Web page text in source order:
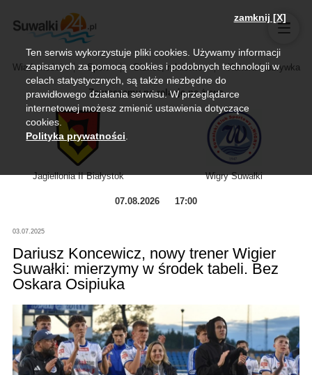
Wiadomości Sport Biznes, rolnictwo Kultura i rozrywka
Zapraszamy na relację na żywo
Jagiellonia II Białystok Wigry Suwałki
07.08.2026 17:00
03.07.2025
Dariusz Koncewicz, nowy trener Wigier
Suwałki: mierzymy w środek tabeli. Bez
Oskara Osipiuka
zamknij [X]
Ten serwis wykorzystuje pliki cookies. Używamy informacji
zapisanych za pomocą cookies i podobnych technologii w
celach statystycznych, są także niezbędne do
prawidłowego działania serwisu. W przeglądarce
internetowej możesz zmienić ustawienia dotyczące
cookies.
Polityka prywatności